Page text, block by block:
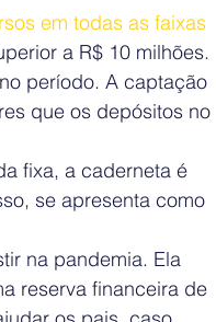
em todas as faixas
a R$ 10 milhões.
período. A captação
que os depósitos no
fixa, a caderneta é
se apresenta como
na pandemia. Ela
reserva financeira de